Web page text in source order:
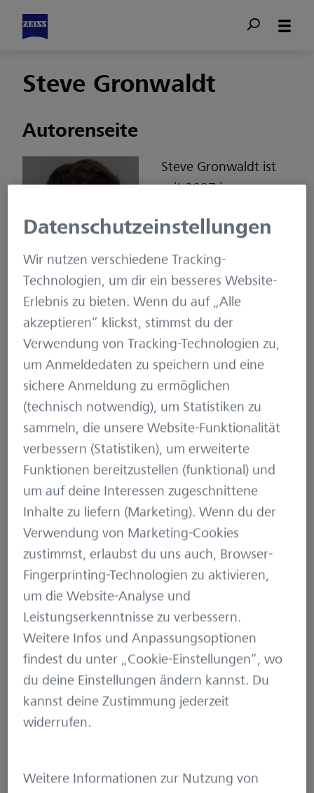
Steve Gronwaldt
Autorenseite
Steve Gronwaldt ist
seit 2007 im
Software-
Qualitätssicherung
der ZEISS Digital
Innovation tätig.
Während dieser Zeit
sammelte er
Erfahrungen in
klassischen sowie
agilen Projekten im
industriellen und
medizinischen
Umfeld. Neben
Testanalyse und
Testdesign umfasst
sein Tätigkeitsfeld
dabei vor allem
Testautomatisierungs-
und
Testmanagement-
Aufgaben unter
Berücksichtigung
gültiger Normen.
Besonderes Interesse
hegt er an der
Test und den damit
Datenschutzeinstellungen
Wir nutzen verschiedene Tracking-
Technologien, um dir ein besseres Website-
Erlebnis zu bieten. Wenn du auf „Alle
akzeptieren“ klickst, stimmst du der
Verwendung von Tracking-Technologien zu,
um Anmeldedaten zu speichern und eine
sichere Anmeldung zu ermöglichen
(technisch notwendig), um Statistiken zu
sammeln, die unsere Website-Funktionalität
verbessern (Statistiken), um erweiterte
Funktionen bereitzustellen (funktional) und
um auf deine Interessen zugeschnittene
Inhalte zu liefern (Marketing). Wenn du der
Verwendung von Marketing-Cookies
zustimmst, erlaubst du uns auch, Browser-
Fingerprinting-Technologien zu aktivieren,
um die Website-Analyse und
Leistungserkenntnisse zu verbessern.
Weitere Infos und Anpassungsoptionen
findest du unter „Cookie-Einstellungen“, wo
du deine Einstellungen ändern kannst. Du
kannst deine Zustimmung jederzeit
widerrufen.
Weitere Informationen zur Nutzung von